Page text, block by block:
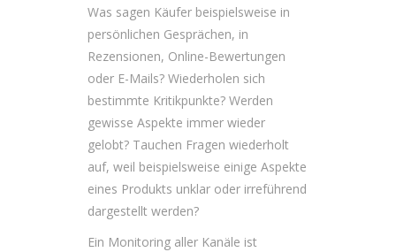
Was sagen Käufer beispielsweise in
persönlichen Gesprächen, in
Rezensionen, Online-Bewertungen
oder E-Mails? Wiederholen sich
bestimmte Kritikpunkte? Werden
gewisse Aspekte immer wieder
gelobt? Tauchen Fragen wiederholt
auf, weil beispielsweise einige Aspekte
eines Produkts unklar oder irreführend
dargestellt werden?
Ein Monitoring aller Kanäle ist